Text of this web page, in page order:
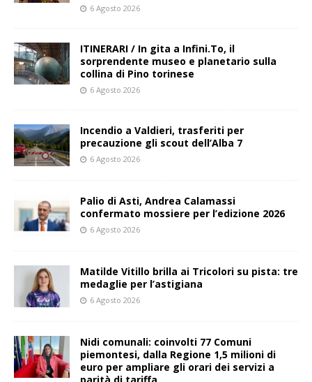
6 Agosto 2026
ITINERARI / In gita a Infini.To, il
sorprendente museo e planetario sulla
collina di Pino torinese
6 Agosto 2026
Incendio a Valdieri, trasferiti per
precauzione gli scout dell’Alba 7
6 Agosto 2026
Palio di Asti, Andrea Calamassi
confermato mossiere per l’edizione 2026
6 Agosto 2026
Matilde Vitillo brilla ai Tricolori su pista: tre
medaglie per l’astigiana
6 Agosto 2026
Nidi comunali: coinvolti 77 Comuni
piemontesi, dalla Regione 1,5 milioni di
euro per ampliare gli orari dei servizi a